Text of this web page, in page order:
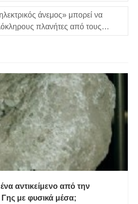
άνεμος» μπορεί να
πλανήτες από τους
την ατμόσφαιρα
αντικείμενο από την
με φυσικά μέσα;